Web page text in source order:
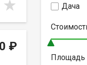
₽
Дача
Площадь